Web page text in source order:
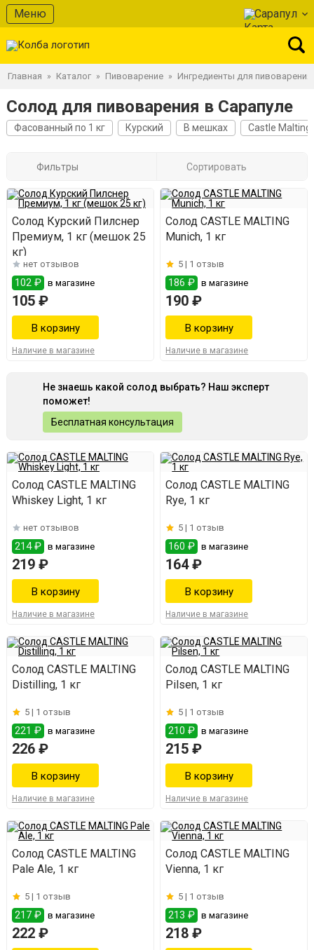
Меню Сарапул
Главная » Каталог » Пивоварение » Ингредиенты для пивоварения
Солод для пивоварения в Сарапуле
Фасованный по 1 кг Курский В мешках Castle Malting
Фильтры Сортировать
Солод Курский Пилснер
Премиум, 1 кг (мешок 25
кг)
нет отзывов
102 ₽ в магазине
105 ₽
Наличие в магазине
Солод CASTLE MALTING
Munich, 1 кг
5 | 1 отзыв
186 ₽ в магазине
190 ₽
Наличие в магазине
Не знаешь какой солод выбрать? Наш эксперт
поможет!
Бесплатная консультация
Солод CASTLE MALTING
Whiskey Light, 1 кг
нет отзывов
214 ₽ в магазине
219 ₽
Наличие в магазине
Солод CASTLE MALTING
Rye, 1 кг
5 | 1 отзыв
160 ₽ в магазине
164 ₽
Наличие в магазине
Солод CASTLE MALTING
Distilling, 1 кг
5 | 1 отзыв
221 ₽ в магазине
226 ₽
Наличие в магазине
Солод CASTLE MALTING
Pilsen, 1 кг
5 | 1 отзыв
210 ₽ в магазине
215 ₽
Наличие в магазине
Солод CASTLE MALTING
Pale Ale, 1 кг
5 | 1 отзыв
217 ₽ в магазине
222 ₽
Солод CASTLE MALTING
Vienna, 1 кг
5 | 1 отзыв
213 ₽ в магазине
218 ₽